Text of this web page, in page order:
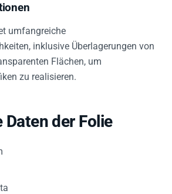
umfangreiche
inklusive Überlagerungen von
Flächen, um
zu realisieren.
der Folie